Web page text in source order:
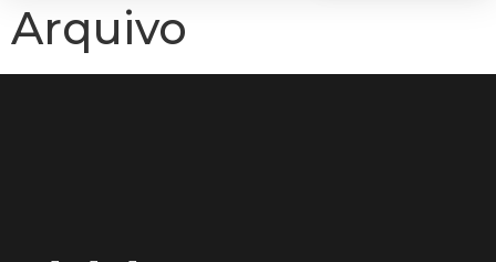
Arquivo